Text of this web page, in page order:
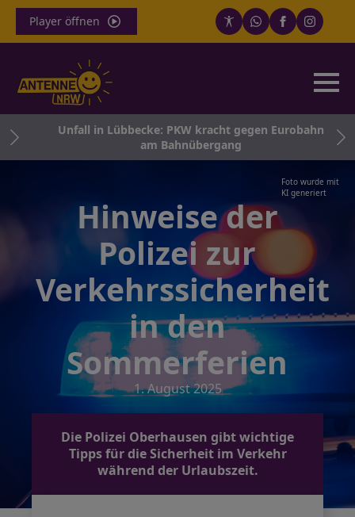
Player öffnen
Unfall in Lübbecke: PKW kracht gegen Eurobahn
am Bahnübergang
Foto wurde mit
KI generiert
Hinweise der
Polizei zur
Verkehrssicherheit
in den
Sommerferien
1. August 2025
Die Polizei Oberhausen gibt wichtige
Tipps für die Sicherheit im Verkehr
während der Urlaubszeit.